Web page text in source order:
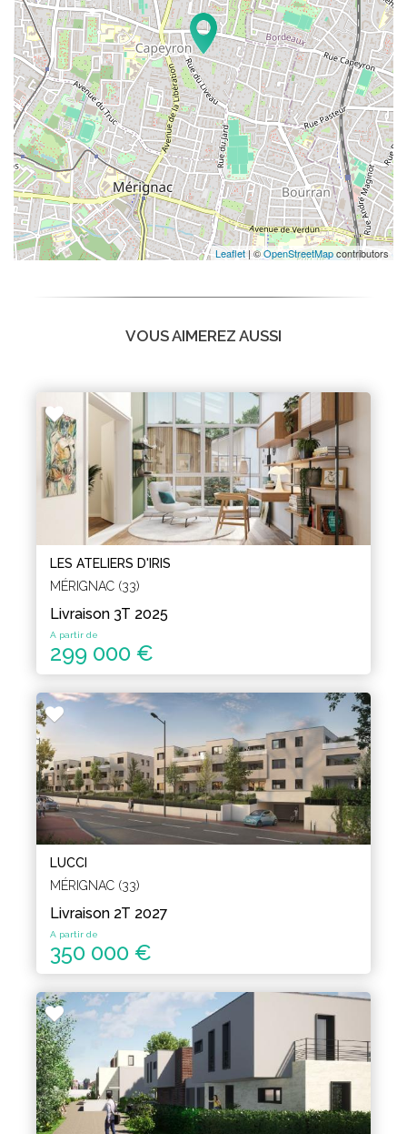
Leaflet| ©OpenStreetMapcontributors
VOUS AIMEREZ AUSSI
LES ATELIERS D'IRIS
MÉRIGNAC (33)
Livraison 3T 2025
A partir de
299 000 €
LUCCI
MÉRIGNAC (33)
Livraison 2T 2027
A partir de
350 000 €